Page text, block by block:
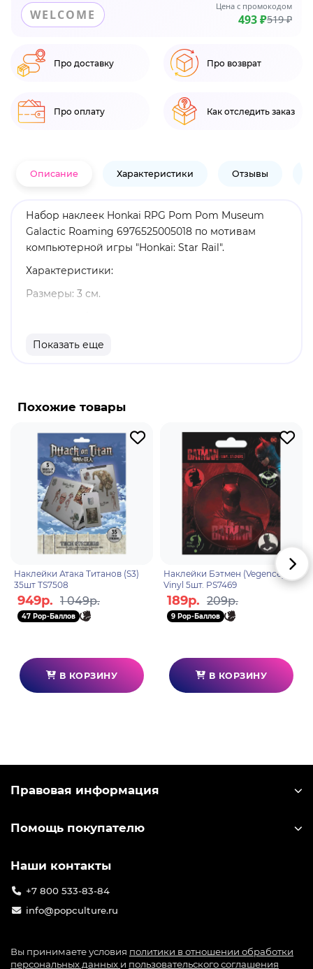
WELCOME
Цена с промокодом
493 ₽519 ₽
Про доставку Про возврат
Про оплату Как отследить заказ
Описание Характеристики Отзывы
Набор наклеек Honkai RPG Pom Pom Museum
Galactic Roaming 6976525005018 по мотивам
компьютерной игры "Honkai: Star Rail".
Характеристики:
Размеры: 3 см.
Количество наклеек: 16 шт.
Бренд: Honkai: Star Rail.
элементами гатя, разработанная компанией
miHoYo. Сюжет повествует о главном герое,
известном как Первопроходец, который
путешествует между мирами на космическом
поезде "Звёздный Экспресс", помогая различным
цивилизациям и устраняя катастрофы,
вызванные "Стелларонами" и другими силами.
Показать еще
Похожие товары
Наклейки Атака Титанов (S3)
35шт TS7508
949р. 1 049р.
47 Pop-Баллов
В КОРЗИНУ
Наклейки Бэтмен (Vegence)
Vinyl 5шт. PS7469
189р. 209р.
9 Pop-Баллов
В КОРЗИНУ
Правовая информация
Помощь покупателю
Наши контакты
+7 800 533-83-84
info@popculture.ru
Вы принимаете условия политики в отношении обработки
персональных данных и пользовательского соглашения